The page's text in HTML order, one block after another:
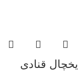
یخچال قنادی